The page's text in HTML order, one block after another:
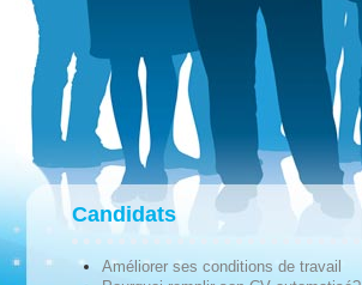
Candidats
Améliorer ses conditions de travail